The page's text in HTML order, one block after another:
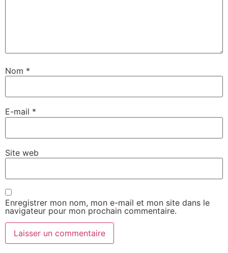
Nom *
E-mail *
Site web
Enregistrer mon nom, mon e-mail et mon site dans le
navigateur pour mon prochain commentaire.